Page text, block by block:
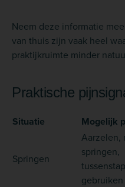
Neem deze informatie
van thuis zijn vaak heel
praktijkruimte minder
Praktische
Situatie Mogelijk
Springen
Aarzelen,
springen,
gebruiken